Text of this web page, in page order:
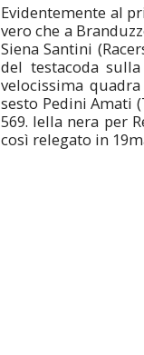
Evidentemente al
vero che a
Siena Santini
del testacoda
velocissima
sesto Pedini Amati
569. Iella nera per
così relegato in